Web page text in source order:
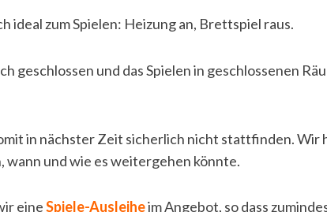
ideal zum Spielen: Heizung an, Brettspiel raus.
geschlossen und das Spielen in geschlossenen
in nächster Zeit sicherlich nicht stattfinden. Wir
wann und wie es weitergehen könnte.
eineSpiele-Ausleiheim Angebot, so dass